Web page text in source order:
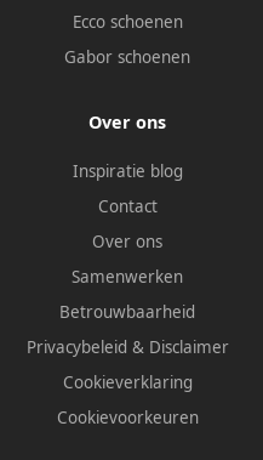
Ecco schoenen
Gabor schoenen
Over ons
Inspiratie blog
Contact
Over ons
Samenwerken
Betrouwbaarheid
Privacybeleid & Disclaimer
Cookieverklaring
Cookievoorkeuren